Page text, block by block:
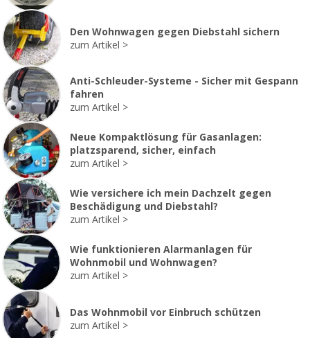
Den Wohnwagen gegen Diebstahl sichern
zum Artikel
Anti-Schleuder-Systeme - Sicher mit Gespann
fahren
zum Artikel
Neue Kompaktlösung für Gasanlagen:
platzsparend, sicher, einfach
zum Artikel
Wie versichere ich mein Dachzelt gegen
Beschädigung und Diebstahl?
zum Artikel
Wie funktionieren Alarmanlagen für
Wohnmobil und Wohnwagen?
zum Artikel
Das Wohnmobil vor Einbruch schützen
zum Artikel